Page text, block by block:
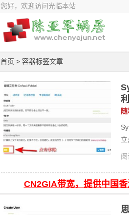
您好，欢迎访问光临本站
首页 > 容器标签文章
CN2GIA带宽，提供中国